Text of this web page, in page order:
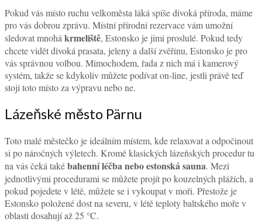
Pokud vás místo ruchu velkoměsta láká spíše divoká příroda, máme
pro vás dobrou zprávu. Místní přírodní rezervace vám umožní
sledovat mnohá krmeliště, Estonsko je jimi proslulé. Pokud tedy
chcete vidět divoká prasata, jeleny a další zvěřinu, Estonsko je pro
vás správnou volbou. Mimochodem, řada z nich má i kamerový
systém, takže se kdykoliv můžete podívat on-line, jestli právě teď
stojí toto místo za výpravu nebo ne.
Lázeňské město Pärnu
Toto malé městečko je ideálním místem, kde relaxovat a odpočinout
si po náročných výletech. Kromě klasických lázeňských procedur tu
na vás čeká takébahenní léčba nebo estonská sauna. Mezi
jednotlivými procedurami se můžete projít po kouzelných plážích, a
pokud pojedete v létě, můžete se i vykoupat v moři. Přestože je
Estonsko položené dost na severu, v létě teploty baltského moře v
oblasti dosahují až 25 °C.